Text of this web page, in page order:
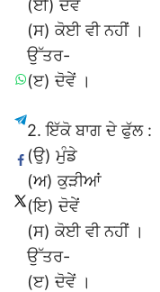
(ਈ) ਦੋਵੇਂ
(ਸ) ਕੋਈ ਵੀ ਨਹੀਂ ।
ਉੱਤਰ-
(ੲ) ਦੋਵੇਂ ।
2. ਇੱਕੋ ਬਾਗ ਦੇ ਫੁੱਲ :
(ਉ) ਮੁੰਡੇ
(ਅ) ਕੁੜੀਆਂ
(ਇ) ਦੋਵੇਂ
(ਸ) ਕੋਈ ਵੀ ਨਹੀਂ ।
ਉੱਤਰ-
(ੲ) ਦੋਵੇਂ ।